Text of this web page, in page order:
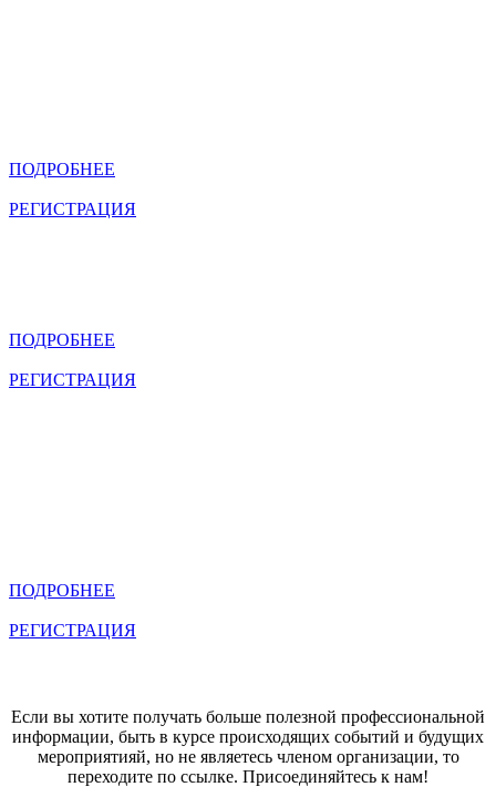
ПОДРОБНЕЕ
РЕГИСТРАЦИЯ
ПОДРОБНЕЕ
РЕГИСТРАЦИЯ
ПОДРОБНЕЕ
РЕГИСТРАЦИЯ
Если вы хотите получать больше полезной профессиональной
информации, быть в курсе происходящих событий и будущих
мероприятияй, но не являетесь членом организации, то
переходите по ссылке. Присоединяйтесь к нам!